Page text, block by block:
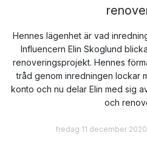
Hennes lägenhet är vad
Influencern Elin Skoglund
renoveringsprojekt. Hennes
tråd genom inredningen lockar
konto och nu delar Elin med sig
och
fredag 11 december 2020